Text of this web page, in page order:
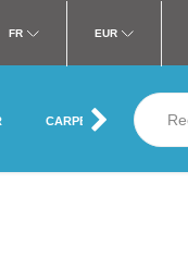
FR EUR
CARPE MER